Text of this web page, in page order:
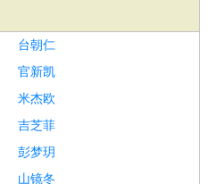
台朝仁
官新凯
米杰欧
吉芝菲
彭梦玥
山镜冬